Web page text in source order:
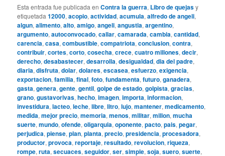
Esta entrada fue publicada enContra la guerra, Libro de quejasy
etiquetada12000,acopio,actividad,acumula,alfredo de angeli,
algun,alimento,alto,amigo,angeli,angustia,argentino,
argumento,autoconvocado,callar,camarada,cambia,cantidad,
carencia,casa,combustible,compatriota,conclusion,contra,
contribuir,cortes,corto,cosecha,crece,cuatro millones,decir,
derecho,desabastecer,desarrolla,desigualdad,dia del padre,
diaria,disfruta,dolar,dolares,escasea,esfuerzo,exigencia,
exportacion,familia,final,foto,fundamenta,futuro,ganadera,
gasta,genera,gente,gentil,golpe de estado,golpista,gracias,
grano,gustavorivas,hecho,imagen,importa,informacion,
investidura,lacteo,leche,libre,litro,lujo,mantener,medicamento,
medida,mejor precio,memoria,menos,militar,millon,mucha
suerte,mundo,ofende,oligarquia,oponente,pacto,pais,pegar,
perjudica,piense,plan,planta,precio,presidencia,procesadora,
productor,provoca,reportaje,resultado,revolucion,riqueza,
rompe,ruta,secuaces,seguidor,ser,simple,soja,suero,suerte,